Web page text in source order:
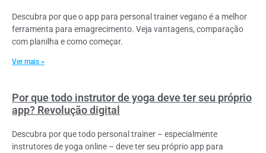
Descubra por que o app para personal trainer vegano é a melhor
ferramenta para emagrecimento. Veja vantagens, comparação
com planilha e como começar.
Ver mais »
Por que todo instrutor de yoga deve ter seu próprio
app? Revolução digital
Descubra por que todo personal trainer – especialmente
instrutores de yoga online – deve ter seu próprio app para